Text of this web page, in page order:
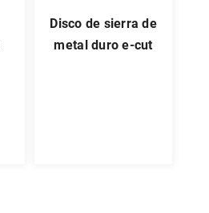
disco de sierra de
metal duro e-cut